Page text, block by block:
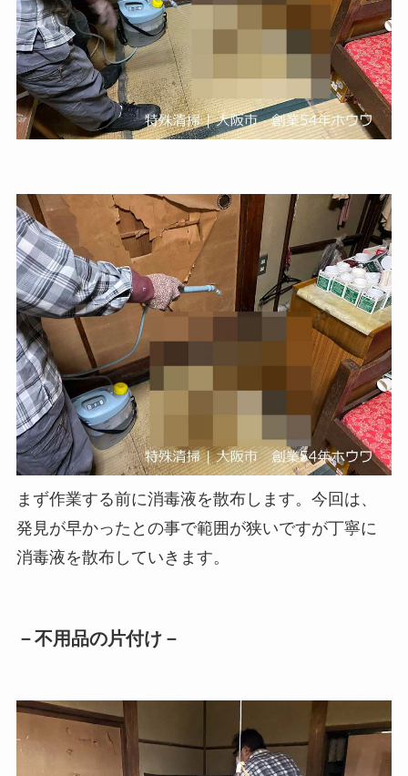
まず作業する前に消毒液を散布します。今回は、
発見が早かったとの事で範囲が狭いですが丁寧に
消毒液を散布していきます。
－不用品の片付け－